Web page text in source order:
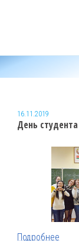
16.11.2019
День
Подробнее